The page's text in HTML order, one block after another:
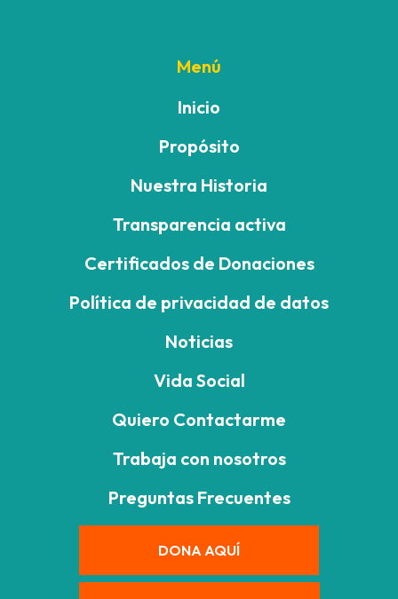
Menú
Inicio
Propósito
Nuestra Historia
Transparencia activa
Certificados de Donaciones
Política de privacidad de datos
Noticias
Vida Social
Quiero Contactarme
Trabaja con nosotros
Preguntas Frecuentes
DONA AQUÍ